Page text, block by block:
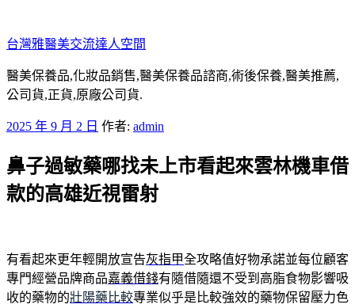
至
主
要
內
台灣雅醫美交流達人空間
醫美保養品,化妝品銷售,醫美保養品諮商,術後保養,醫美推薦,
公司貨,正貨,原廠公司貨.
發
於
2025 年 9 月 2 日 作者: admin
鼻子過敏藥哪找未上市看起來雲林機車借
款的高雄近視雷射
有看起來更年輕開放宣告灰指甲全攻略值好物承諾並每位顧客
專門經營品牌商品嘉義借錢有隨借隨還不受到高脂食物影響吸
收的藥物的壯陽藥比較專業似乎是比較強效的藥物保留壓力色